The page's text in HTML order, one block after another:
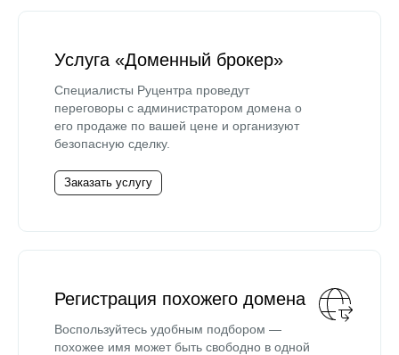
Услуга «Доменный брокер»
Специалисты Руцентра проведут
переговоры с администратором домена о
его продаже по вашей цене и организуют
безопасную сделку.
Заказать услугу
Регистрация похожего домена
Воспользуйтесь удобным подбором —
похожее имя может быть свободно в одной